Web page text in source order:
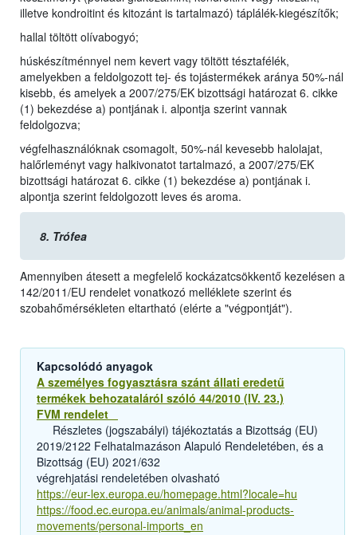
illetve kondroitint és kitozánt is tartalmazó) táplálék-kiegészítők;
hallal töltött olívabogyó;
húskészítménnyel nem kevert vagy töltött tésztafélék,
amelyekben a feldolgozott tej- és tojástermékek aránya 50%-nál
kisebb, és amelyek a 2007/275/EK bizottsági határozat 6. cikke
(1) bekezdése a) pontjának i. alpontja szerint vannak
feldolgozva;
végfelhasználóknak csomagolt, 50%-nál kevesebb halolajat,
halőrleményt vagy halkivonatot tartalmazó, a 2007/275/EK
bizottsági határozat 6. cikke (1) bekezdése a) pontjának i.
alpontja szerint feldolgozott leves és aroma.
8. Trófea
Amennyiben átesett a megfelelő kockázatcsökkentő kezelésen a
142/2011/EU rendelet vonatkozó melléklete szerint és
szobahőmérsékleten eltartható (elérte a "végpontját").
Kapcsolódó anyagok
A személyes fogyasztásra szánt állati eredetű
termékek behozataláról szóló 44/2010 (IV. 23.)
FVM rendelet
Részletes (jogszabályi) tájékoztatás a Bizottság (EU)
2019/2122 Felhatalmazáson Alapuló Rendeletében, és a
Bizottság (EU) 2021/632
végrehjatási rendeletében olvasható
https://eur-lex.europa.eu/homepage.html?locale=hu
https://food.ec.europa.eu/animals/animal-products-
movements/personal-imports_en